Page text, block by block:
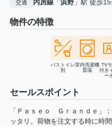
交通 内房線 「浜野 」駅 徒歩
物件の特徴
バストイレ
別
室内洗濯機
置場
TV
付き
ー
セールスポイント
「Ｐａｓｅｏ Ｇｒａｎｄｅ」
ッタリ。荷物を注文する時に時